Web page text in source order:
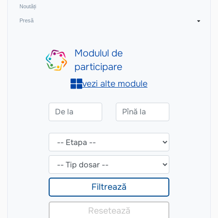
Noutăți
Presă